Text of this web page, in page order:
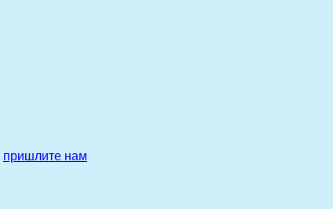
пришлите нам